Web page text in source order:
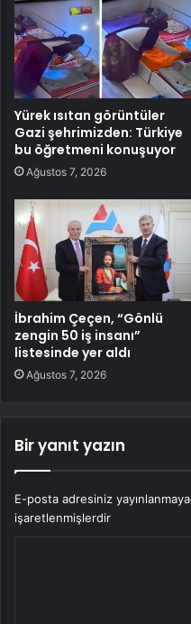
Yürek ısıtan görüntüler
Gazi şehrimizden: Türkiye
bu öğretmeni konuşuyor
Ağustos 7, 2026
İbrahim Çeçen, “Gönlü
zengin 50 iş insanı”
listesinde yer aldı
Ağustos 7, 2026
Bir yanıt yazın
E-posta adresiniz
işaretlenmişlerdir